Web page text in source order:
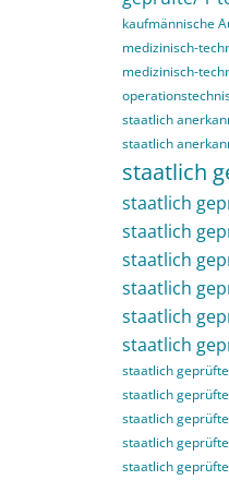
kaufmännische
medizinisch-
medizinisch-
staatlich
staatlich
staatlich
staatlich
staatlich
staatlich
staatlich
staatlich
staatlich
staatlich
staatlich
staatlich
staatlich
staatlich